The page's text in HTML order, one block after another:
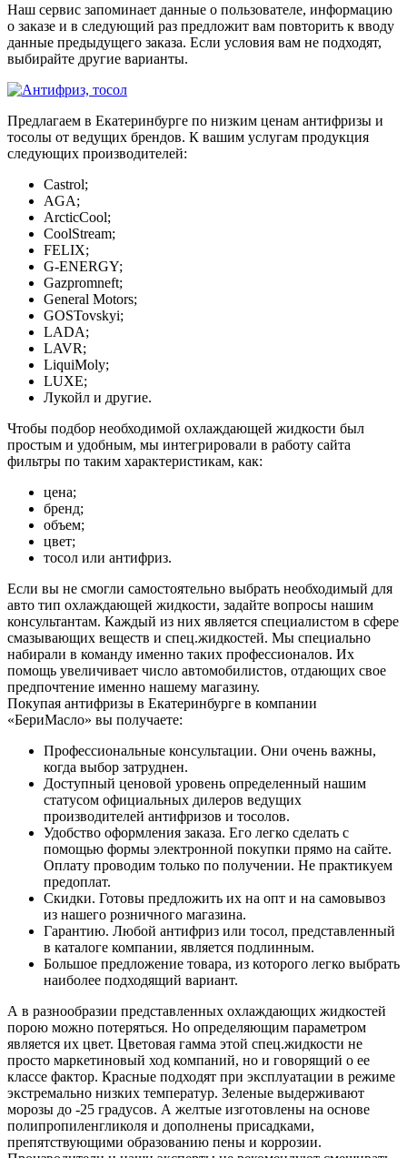
Наш сервис запоминает данные о пользователе, информацию
о заказе и в следующий раз предложит вам повторить к вводу
данные предыдущего заказа. Если условия вам не подходят,
выбирайте другие варианты.
Предлагаем в Екатеринбурге по низким ценам антифризы и
тосолы от ведущих брендов. К вашим услугам продукция
следующих производителей:
Castrol;
AGA;
ArcticCool;
CoolStream;
FELIX;
G-ENERGY;
Gazpromneft;
General Motors;
GOSTovskyi;
LADA;
LAVR;
LiquiMoly;
LUXE;
Лукойл и другие.
Чтобы подбор необходимой охлаждающей жидкости был
простым и удобным, мы интегрировали в работу сайта
фильтры по таким характеристикам, как:
цена;
бренд;
объем;
цвет;
тосол или антифриз.
Если вы не смогли самостоятельно выбрать необходимый для
авто тип охлаждающей жидкости, задайте вопросы нашим
консультантам. Каждый из них является специалистом в сфере
смазывающих веществ и спец.жидкостей. Мы специально
набирали в команду именно таких профессионалов. Их
помощь увеличивает число автомобилистов, отдающих свое
предпочтение именно нашему магазину.
Покупая антифризы в Екатеринбурге в компании
«БериМасло» вы получаете:
Профессиональные консультации. Они очень важны,
когда выбор затруднен.
Доступный ценовой уровень определенный нашим
статусом официальных дилеров ведущих
производителей антифризов и тосолов.
Удобство оформления заказа. Его легко сделать с
помощью формы электронной покупки прямо на сайте.
Оплату проводим только по получении. Не практикуем
предоплат.
Скидки. Готовы предложить их на опт и на самовывоз
из нашего розничного магазина.
Гарантию. Любой антифриз или тосол, представленный
в каталоге компании, является подлинным.
Большое предложение товара, из которого легко выбрать
наиболее подходящий вариант.
А в разнообразии представленных охлаждающих жидкостей
порою можно потеряться. Но определяющим параметром
является их цвет. Цветовая гамма этой спец.жидкости не
просто маркетиновый ход компаний, но и говорящий о ее
классе фактор. Красные подходят при эксплуатации в режиме
экстремально низких температур. Зеленые выдерживают
морозы до -25 градусов. А желтые изготовлены на основе
полипропиленгликоля и дополнены присадками,
препятствующими образованию пены и коррозии.